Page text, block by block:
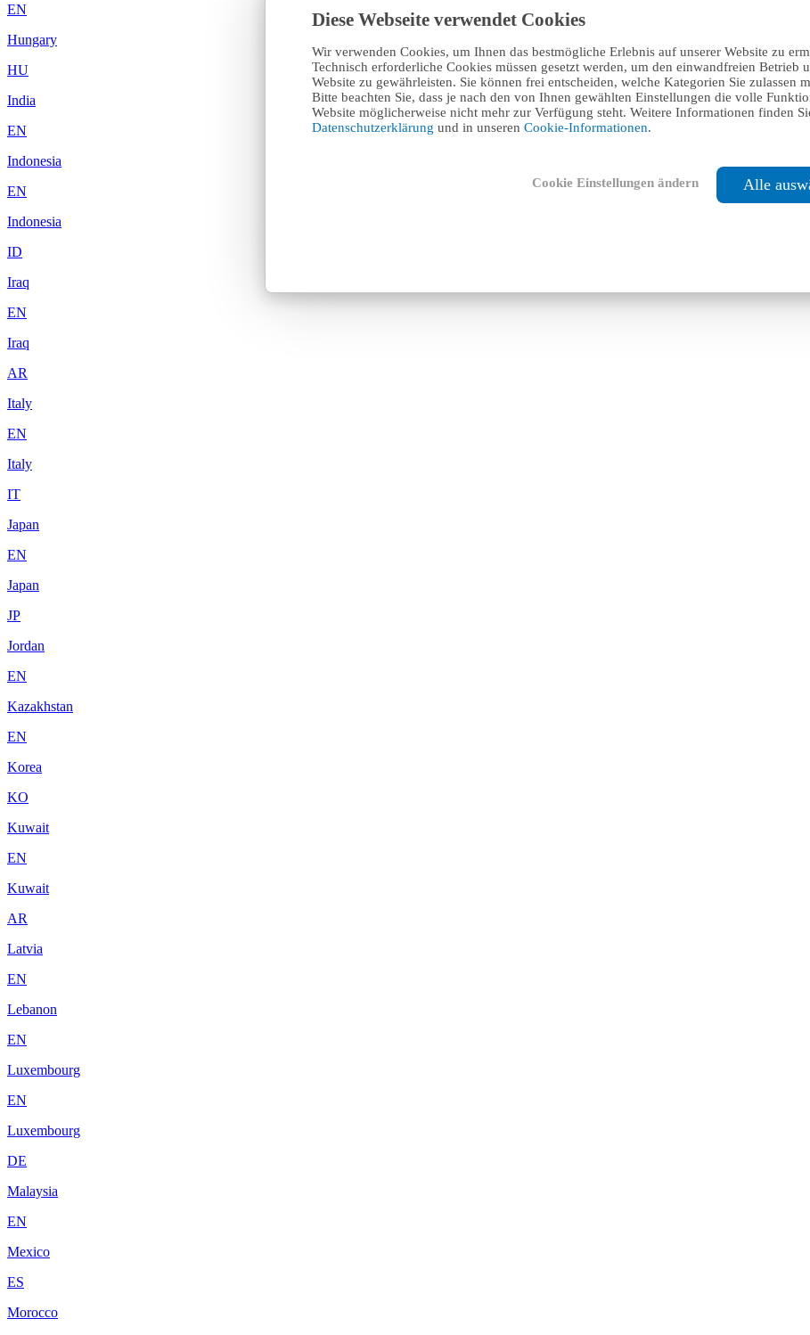
Diese Webseite verwendet Cookies
Wir verwenden Cookies, um Ihnen das bestmögliche Erlebnis auf unserer Website zu
Technisch erforderliche Cookies müssen gesetzt werden, um den einwandfreien Betrieb
Website zu gewährleisten. Sie können frei entscheiden, welche Kategorien Sie zulassen
Bitte beachten Sie, dass je nach den von Ihnen gewählten Einstellungen die volle
Website möglicherweise nicht mehr zur Verfügung steht. Weitere Informationen finden
Datenschutzerklärung und in unseren Cookie-Informationen.
Cookie Einstellungen ändern Alle
EN
Hungary
HU
India
EN
Indonesia
EN
Indonesia
ID
Iraq
EN
Iraq
AR
Italy
EN
Italy
IT
Japan
EN
Japan
JP
Jordan
EN
Kazakhstan
EN
Korea
KO
Kuwait
EN
Kuwait
AR
Latvia
EN
Lebanon
EN
Luxembourg
EN
Luxembourg
DE
Malaysia
EN
Mexico
ES
Morocco